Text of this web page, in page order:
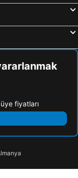
fiyatları